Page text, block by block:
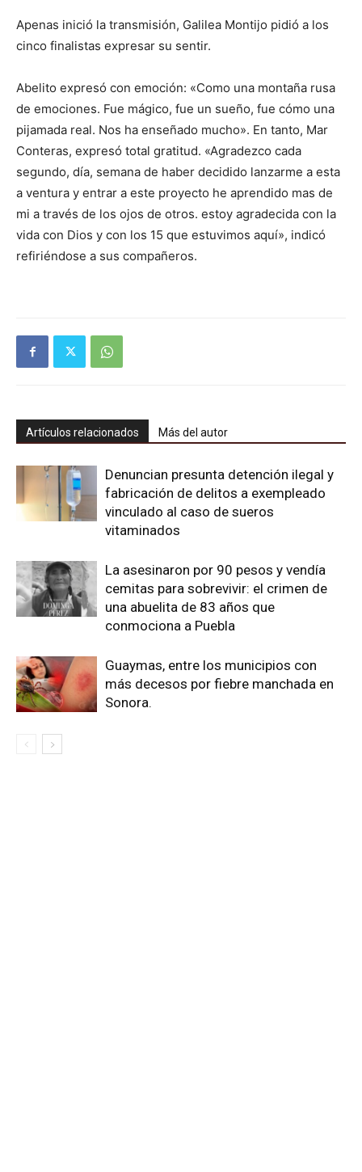
Apenas inició la transmisión, Galilea Montijo pidió a los
cinco finalistas expresar su sentir.
Abelito expresó con emoción: «Como una montaña rusa
de emociones. Fue mágico, fue un sueño, fue cómo una
pijamada real. Nos ha enseñado mucho». En tanto, Mar
Conteras, expresó total gratitud. «Agradezco cada
segundo, día, semana de haber decidido lanzarme a esta
a ventura y entrar a este proyecto he aprendido mas de
mi a través de los ojos de otros. estoy agradecida con la
vida con Dios y con los 15 que estuvimos aquí», indicó
refiriéndose a sus compañeros.
Artículos relacionados Más del autor
Denuncian presunta detención ilegal y
fabricación de delitos a exempleado
vinculado al caso de sueros
vitaminados
La asesinaron por 90 pesos y vendía
cemitas para sobrevivir: el crimen de
una abuelita de 83 años que
conmociona a Puebla
Guaymas, entre los municipios con
más decesos por fiebre manchada en
Sonora.